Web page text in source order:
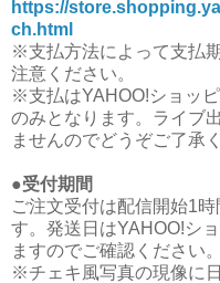
https://
ch.html
※支払方法によって支払
注意ください。
※支払はYAHOO!ショッ
のみとなります。ライブ
ませんのでどうぞご了承
●受付期間
ご注文受付は配信開始1
す。発送日はYAHOO!シ
ますのでご確認ください。
※チェキ風写真の現像に